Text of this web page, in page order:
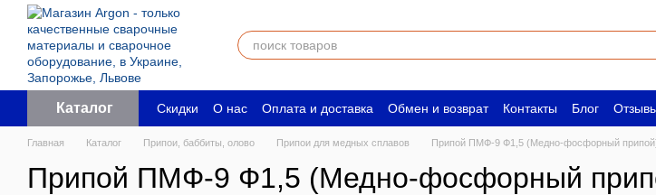
Перейти к основному контенту
Каталог Скидки О нас Оплата и доставка Обмен и возврат Контакты Блог
Пользовательское соглашение
Юридическим лицам Вакансии
Главная Каталог Припои, баббиты, олово Припои для медных сплавов Припой ПМФ-9 Ф1,5 (Медно-фосфорный
Припой ПМФ-9 Ф1,5 (Медно-фосфорный